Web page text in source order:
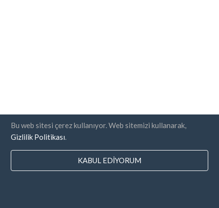
Bu web sitesi çerez kullanıyor. Web sitemizi kullanarak,
Gizlilik Politikası
KABUL EDIYORUM